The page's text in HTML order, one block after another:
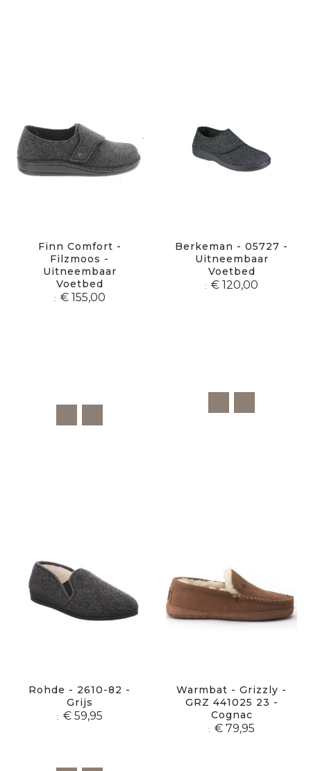
Finn Comfort -
Filzmoos -
Uitneembaar
Voetbed
€ 155,00
Berkeman - 05727 -
Uitneembaar
Voetbed
€ 120,00
Rohde - 2610-82 -
Grijs
€ 59,95
Warmbat - Grizzly -
GRZ 441025 23 -
Cognac
€ 79,95